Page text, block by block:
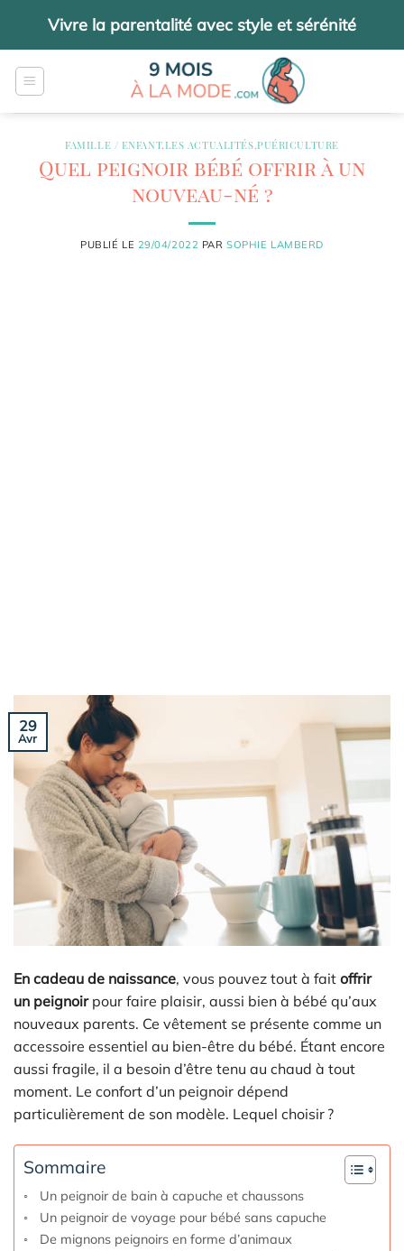
contenu
Vivre la parentalité avec style et sérénité
FAMILLE / ENFANT,LES ACTUALITÉS,PUÉRICULTURE
Quel peignoir bébé offrir à un
nouveau-né ?
PUBLIÉ LE 29/04/2022 PARSOPHIE LAMBERD
29
Avr
En cadeau de naissance, vous pouvez tout à fait offrir
un peignoirpour faire plaisir, aussi bien à bébé qu’aux
nouveaux parents. Ce vêtement se présente comme un
accessoire essentiel au bien-être du bébé. Étant encore
aussi fragile, il a besoin d’être tenu au chaud à tout
moment. Le confort d’un peignoir dépend
particulièrement de son modèle. Lequel choisir ?
Sommaire
Un peignoir de bain à capuche et chaussons
Un peignoir de voyage pour bébé sans capuche
De mignons peignoirs en forme d’animaux